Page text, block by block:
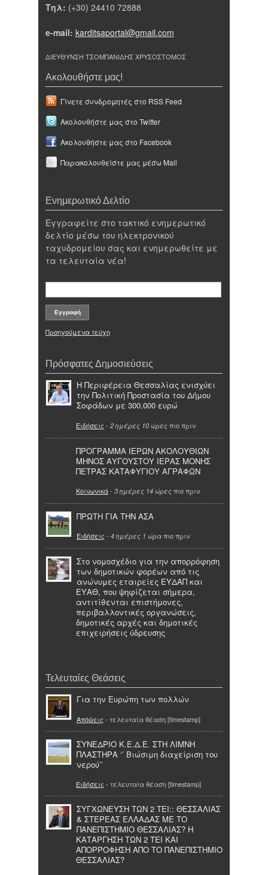
Τηλ: (+30) 24410 72888
e-mail: karditsaportal@gmail.com
ΔΙΕΥΘΥΝΣΗ ΤΣΟΜΠΑΝΙΔΗΣ ΧΡΥΣΟΣΤΟΜΟΣ
Ακολουθήστε μας!
Γίνετε συνδρομητές στο RSS Feed
Ακολουθήστε μας στο Twitter
Ακολουθήστε μας στο Facebook
Παρακολουθείστε μας μέσω Mail
Ενημερωτικό Δελτίο
Εγγραφείτε στο τακτικό ενημερωτικό
δελτίο μέσω του ηλεκτρονικού
ταχυδρομείου σας και ενημερωθείτε με
τα τελευταία νέα!
Προηγούμενα τεύχη
Πρόσφατες Δημοσιεύσεις
Η Περιφέρεια Θεσσαλίας ενισχύει
την Πολιτική Προστασία του Δήμου
Σοφάδων με 300.000 ευρώ
Ειδήσεις - 2 ημέρες 10 ώρες πιο πριν
ΠΡΟΓΡΑΜΜΑ ΙΕΡΩΝ ΑΚΟΛΟΥΘΙΩΝ
ΜΗΝΟΣ ΑΥΓΟΥΣΤΟΥ ΙΕΡΑΣ ΜΟΝΗΣ
ΠΕΤΡΑΣ ΚΑΤΑΦΥΓΙΟΥ ΑΓΡΑΦΩΝ
Κοινωνικά- 3 ημέρες 14 ώρες πιο πριν
ΠΡΩΤΗ ΓΙΑ ΤΗΝ ΑΣΑ
Ειδήσεις - 4 ημέρες 1 ώρα πιο πριν
Στο νομοσχέδιο για την απορρόφηση
των δημοτικών φορέων από τις
ανώνυμες εταιρείες ΕΥΔΑΠ και
ΕΥΑΘ, που ψηφίζεται σήμερα,
αντιτίθενται επιστήμονες,
περιβαλλοντικές οργανώσεις,
δημοτικές αρχές και δημοτικές
επιχειρήσεις ύδρευσης
Τελευταίες Θεάσεις
Για την Ευρώπη των πολλών
Απόψεις - τελευταία θέαση [timestamp]
ΣΥΝΕΔΡΙΟ Κ.Ε.Δ.Ε. ΣΤΗ ΛΙΜΝΗ
ΠΛΑΣΤΗΡΑ ‘’ Βιώσιμη διαχείριση του
νερού’’
Ειδήσεις - τελευταία θέαση [timestamp]
ΣΥΓΧΩΝΕΥΣΗ ΤΩΝ 2 ΤΕΙ:: ΘΕΣΣΑΛΙΑΣ
& ΣΤΕΡΕΑΣ ΕΛΛΑΔΑΣ ΜΕ ΤΟ
ΠΑΝΕΠΙΣΤΗΜΙΟ ΘΕΣΣΑΛΙΑΣ? Η
ΚΑΤΑΡΓΗΣΗ ΤΩΝ 2 ΤΕΙ ΚΑΙ
ΑΠΟΡΡΟΦΗΣΗ ΑΠΟ ΤΟ ΠΑΝΕΠΙΣΤΗΜΙΟ
ΘΕΣΣΑΛΙΑΣ?